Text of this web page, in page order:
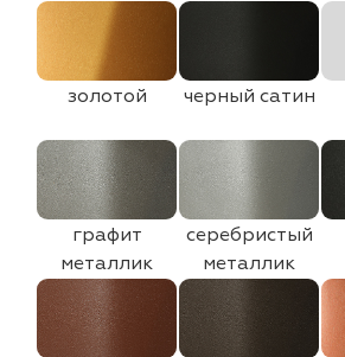
золотой черный сатин
графит
металлик
серебристый
металлик